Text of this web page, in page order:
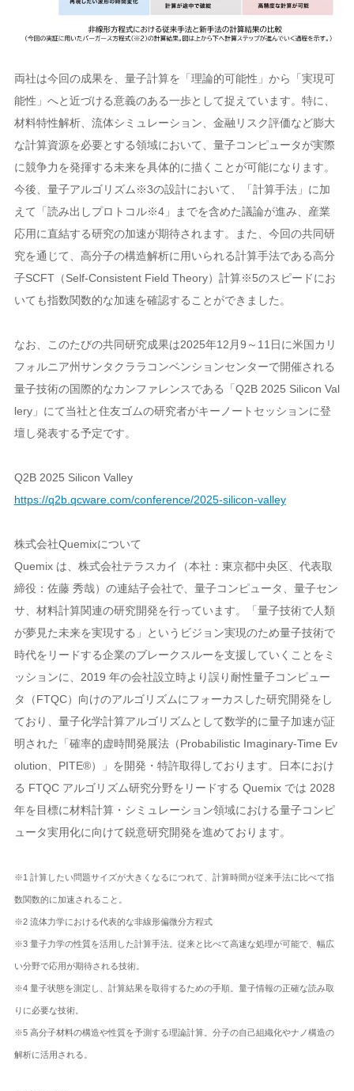
両社は今回の成果を、量子計算を「理論的可能性」から「実現可
能性」へと近づける意義のある一歩として捉えています。特に、
材料特性解析、流体シミュレーション、金融リスク評価など膨大
な計算資源を必要とする領域において、量子コンピュータが実際
に競争力を発揮する未来を具体的に描くことが可能になります。
今後、量子アルゴリズム※3の設計において、「計算手法」に加
えて「読み出しプロトコル※4」までを含めた議論が進み、産業
応用に直結する研究の加速が期待されます。また、今回の共同研
究を通じて、高分子の構造解析に用いられる計算手法である高分
子SCFT（Self-Consistent Field Theory）計算※5のスピードにお
いても指数関数的な加速を確認することができました。
なお、このたびの共同研究成果は2025年12月9～11日に米国カリ
フォルニア州サンタクララコンベンションセンターで開催される
量子技術の国際的なカンファレンスである「Q2B 2025 Silicon Val
lery」にて当社と住友ゴムの研究者がキーノートセッションに登
壇し発表する予定です。
Q2B 2025 Silicon Valley
https://q2b.qcware.com/conference/2025-silicon-valley
株式会社Quemixについて
Quemix は、株式会社テラスカイ（本社：東京都中央区、代表取
締役：佐藤 秀哉）の連結子会社で、量子コンピュータ、量子セン
サ、材料計算関連の研究開発を行っています。「量子技術で人類
が夢見た未来を実現する」というビジョン実現のため量子技術で
時代をリードする企業のブレークスルーを支援していくことをミ
ッションに、2019 年の会社設立時より誤り耐性量子コンピュー
タ（FTQC）向けのアルゴリズムにフォーカスした研究開発をし
ており、量子化学計算アルゴリズムとして数学的に量子加速が証
明された「確率的虚時間発展法（Probabilistic Imaginary-Time Ev
olution、PITE®）」を開発・特許取得しております。日本におけ
る FTQC アルゴリズム研究分野をリードする Quemix では 2028
年を目標に材料計算・シミュレーション領域における量子コンピ
ュータ実用化に向けて鋭意研究開発を進めております。
※1 計算したい問題サイズが大きくなるにつれて、計算時間が従来手法に比べて指
数関数的に加速されること。
※2 流体力学における代表的な非線形偏微分方程式
※3 量子力学の性質を活用した計算手法。従来と比べて高速な処理が可能で、幅広
い分野で応用が期待される技術。
※4 量子状態を測定し、計算結果を取得するための手順。量子情報の正確な読み取
りに必要な技術。
※5 高分子材料の構造や性質を予測する理論計算。分子の自己組織化やナノ構造の
解析に活用される。